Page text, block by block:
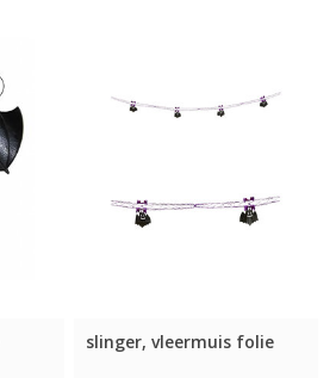
slinger, vleermuis folie